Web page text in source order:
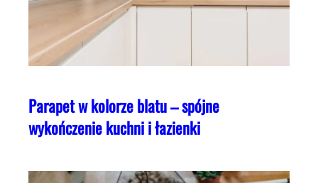
Parapet w kolorze blatu – spójne
wykończenie kuchni i łazienki